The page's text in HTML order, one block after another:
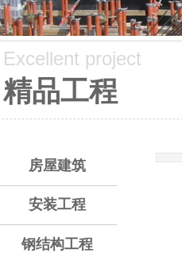
Excellent project
精品工程
房屋建筑
安装工程
钢结构工程